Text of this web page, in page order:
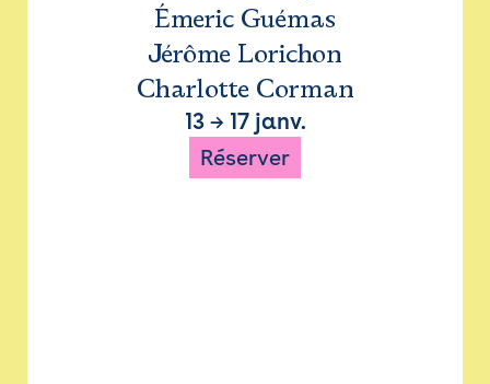
Émeric Guémas
Jérôme Lorichon
Charlotte Corman
13→ 17 janv.
Réserver